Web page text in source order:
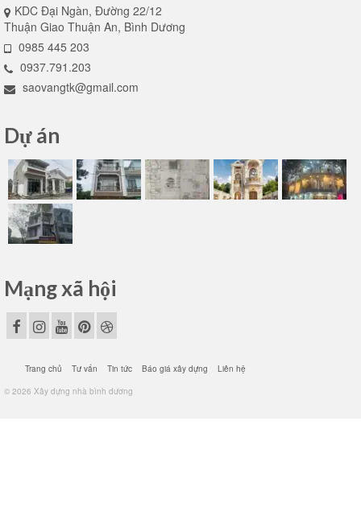
KDC Đại Ngàn, Đường 22/12
Thuận Giao Thuận An, Bình Dương
0985 445 203
0937.791.203
saovangtk@gmail.com
Dự án
Mạng xã hội
Trang chủ Tư vấn Tin tức Báo giá xây dựng
Liên hệ
© 2026 Xây dựng nhà bình dương